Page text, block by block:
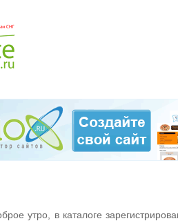
утро, в каталоге